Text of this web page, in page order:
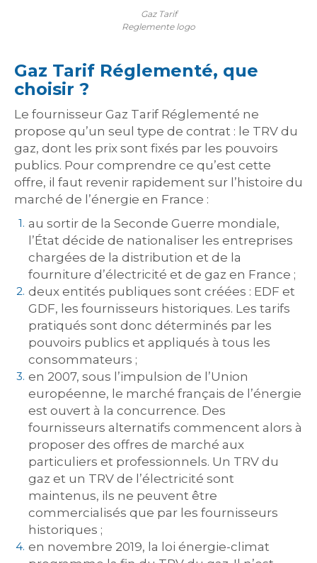
Gaz Tarif
Reglemente logo
Gaz Tarif Réglementé, que
choisir ?
Le fournisseur Gaz Tarif Réglementé ne
propose qu’un seul type de contrat : le TRV du
gaz, dont les prix sont fixés par les pouvoirs
publics. Pour comprendre ce qu’est cette
offre, il faut revenir rapidement sur l’histoire du
marché de l’énergie en France :
au sortir de la Seconde Guerre mondiale,
l’État décide de nationaliser les entreprises
chargées de la distribution et de la
fourniture d’électricité et de gaz en France ;
deux entités publiques sont créées : EDF et
GDF, les fournisseurs historiques. Les tarifs
pratiqués sont donc déterminés par les
pouvoirs publics et appliqués à tous les
consommateurs ;
en 2007, sous l’impulsion de l’Union
européenne, le marché français de l’énergie
est ouvert à la concurrence. Des
fournisseurs alternatifs commencent alors à
proposer des offres de marché aux
particuliers et professionnels. Un TRV du
gaz et un TRV de l’électricité sont
maintenus, ils ne peuvent être
commercialisés que par les fournisseurs
historiques ;
en novembre 2019, la loi énergie-climat